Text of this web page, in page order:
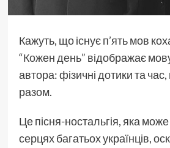
Кажуть, що існує п’ять мов
“Кожен день” відображає
автора: фізичні дотики та
разом.
Це пісня-ностальгія, яка може
серцях багатьох українців,